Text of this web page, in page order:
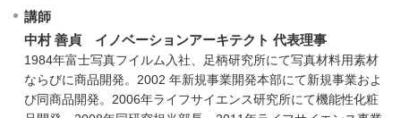
講師
中村 善貞 イノベーションアーキテクト 代表理事
1984年富士写真フイルム入社、足柄研究所にて写真材料用素材
ならびに商品開発。2002 年新規事業開発本部にて新規事業およ
び同商品開発。2006年ライフサイエンス研究所にて機能性化粧